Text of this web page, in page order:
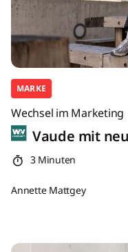
MARKE
Wechsel im Marketing
Vaude mit
3 Minuten
Annette Mattgey